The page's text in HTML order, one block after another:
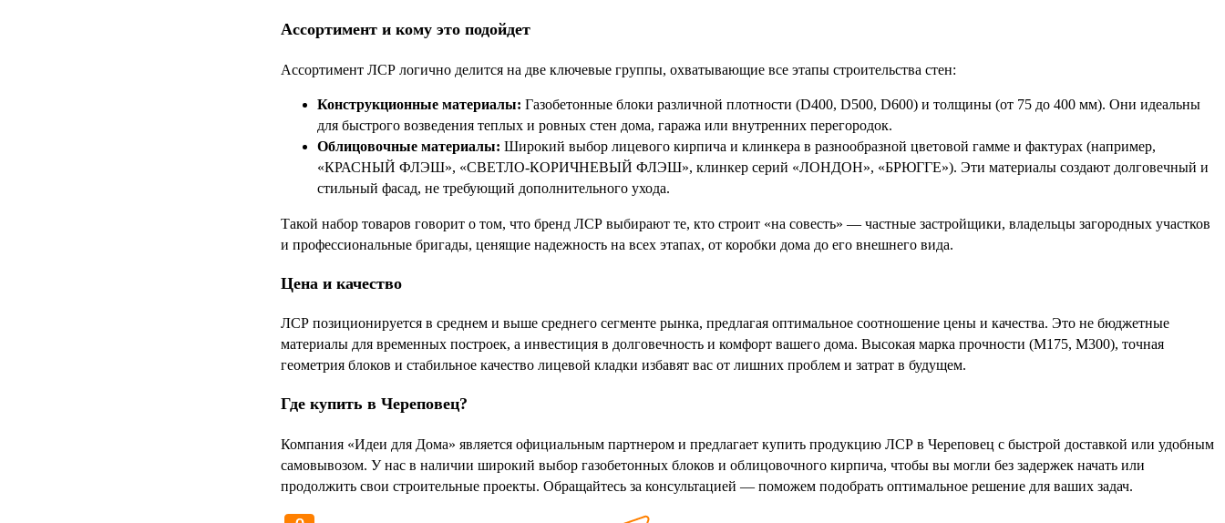
Ассортимент и кому это подойдет
Ассортимент ЛСР логично делится на две ключевые группы, охватывающие все этапы строительства стен:
Конструкционные материалы: Газобетонные блоки различной плотности (D400, D500, D600) и толщины (от 75 до 400 мм). Они идеальны
для быстрого возведения теплых и ровных стен дома, гаража или внутренних перегородок.
Облицовочные материалы: Широкий выбор лицевого кирпича и клинкера в разнообразной цветовой гамме и фактурах (например,
«КРАСНЫЙ ФЛЭШ», «СВЕТЛО-КОРИЧНЕВЫЙ ФЛЭШ», клинкер серий «ЛОНДОН», «БРЮГГЕ»). Эти материалы создают долговечный и
стильный фасад, не требующий дополнительного ухода.
Такой набор товаров говорит о том, что бренд ЛСР выбирают те, кто строит «на совесть» — частные застройщики, владельцы загородных участков
и профессиональные бригады, ценящие надежность на всех этапах, от коробки дома до его внешнего вида.
Цена и качество
ЛСР позиционируется в среднем и выше среднего сегменте рынка, предлагая оптимальное соотношение цены и качества. Это не бюджетные
материалы для временных построек, а инвестиция в долговечность и комфорт вашего дома. Высокая марка прочности (М175, М300), точная
геометрия блоков и стабильное качество лицевой кладки избавят вас от лишних проблем и затрат в будущем.
Где купить в Череповец?
Компания «Идеи для Дома» является официальным партнером и предлагает купить продукцию ЛСР в Череповец с быстрой доставкой или удобным
самовывозом. У нас в наличии широкий выбор газобетонных блоков и облицовочного кирпича, чтобы вы могли без задержек начать или
продолжить свои строительные проекты. Обращайтесь за консультацией — поможем подобрать оптимальное решение для ваших задач.